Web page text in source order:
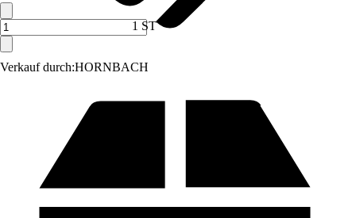
Verkauf durch:HORNBACH
1 ST